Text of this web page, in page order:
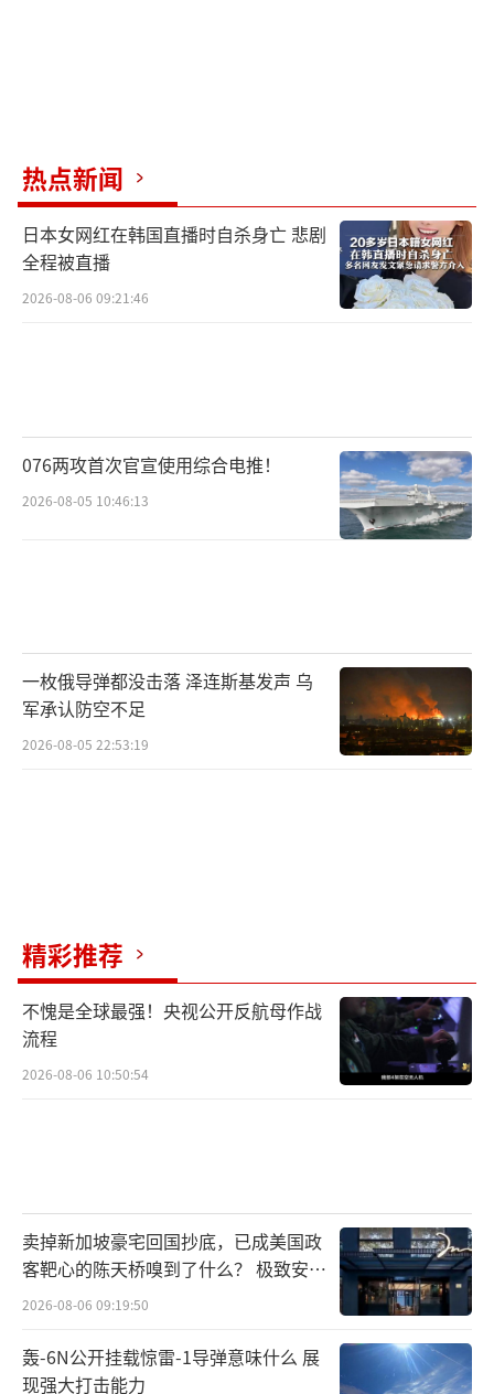
热点新闻
日本女网红在韩国直播时自杀身亡 悲剧
全程被直播
2026-08-06 09:21:46
076两攻首次官宣使用综合电推！
2026-08-05 10:46:13
一枚俄导弹都没击落 泽连斯基发声 乌
军承认防空不足
2026-08-05 22:53:19
精彩推荐
不愧是全球最强！央视公开反航母作战
流程
2026-08-06 10:50:54
卖掉新加坡豪宅回国抄底，已成美国政
客靶心的陈天桥嗅到了什么？ 极致安全
的追寻
2026-08-06 09:19:50
轰-6N公开挂载惊雷-1导弹意味什么 展
现强大打击能力